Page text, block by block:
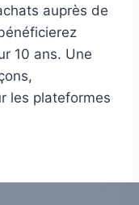
auprès de
10 ans. Une
les plateformes